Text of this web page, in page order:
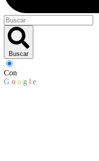
Buscar
Con
G o o g l e